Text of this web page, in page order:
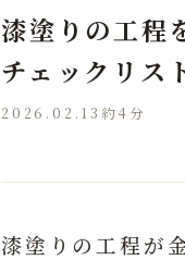
漆塗りの工程
チェックリス
2026.02.13 約4分
漆塗りの工程が